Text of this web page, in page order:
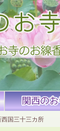
西国三十三カ所